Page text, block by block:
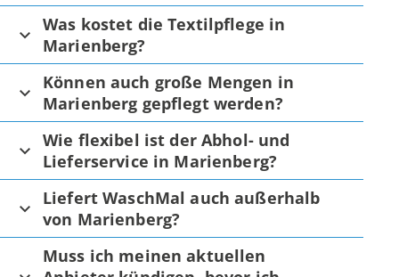
Was kostet die Textilpflege in
Marienberg?
Können auch große Mengen in
Marienberg gepflegt werden?
Wie flexibel ist der Abhol- und
Lieferservice in Marienberg?
Liefert WaschMal auch außerhalb
von Marienberg?
Muss ich meinen aktuellen